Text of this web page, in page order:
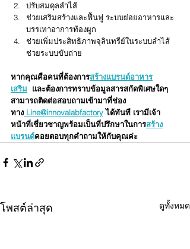
ปรับสมดุลลำไส้
ช่วยเสริมสร้างและฟื้นฟู ระบบย่อยอาหารและ
บรรเทาอาการท้องผูก
ช่วยเพิ่มประสิทธิภาพจุลินทรีย์ในระบบลำไส้
ช่วยระบบขับถ่าย
หากคุณคือคนที่ต้องการสร้างแบรนด์อาหาร
เสริม และต้องการทราบข้อมูลสารสกัดพิเศษใดๆ
สามารถติดต่อสอบถามเข้ามาที่ช่อง
ทาง Line@innovalabfactory ได้ทันที เรามีเจ้า
หน้าที่เชี่ยวชาญพร้อมเป็นที่ปรึกษาในการสร้าง
แบรนด์คอยตอบทุกคำถามให้กับคุณค่ะ
โพสต์ล่าสุด ดูทั้งหมด